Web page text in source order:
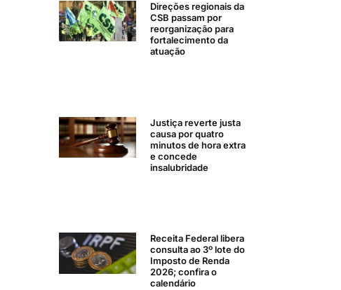
Direções regionais da
CSB passam por
reorganização para
fortalecimento da
atuação
Justiça reverte justa
causa por quatro
minutos de hora extra
e concede
insalubridade
Receita Federal libera
consulta ao 3º lote do
Imposto de Renda
2026; confira o
calendário